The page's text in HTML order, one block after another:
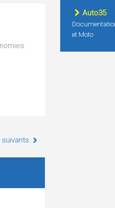
suivants
Auto35
et Moto